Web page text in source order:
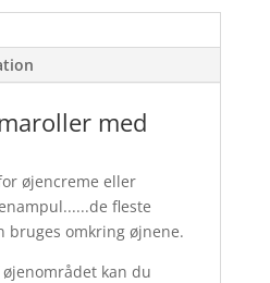
med
øjencreme eller
fleste
bruges omkring øjnene.
kan du